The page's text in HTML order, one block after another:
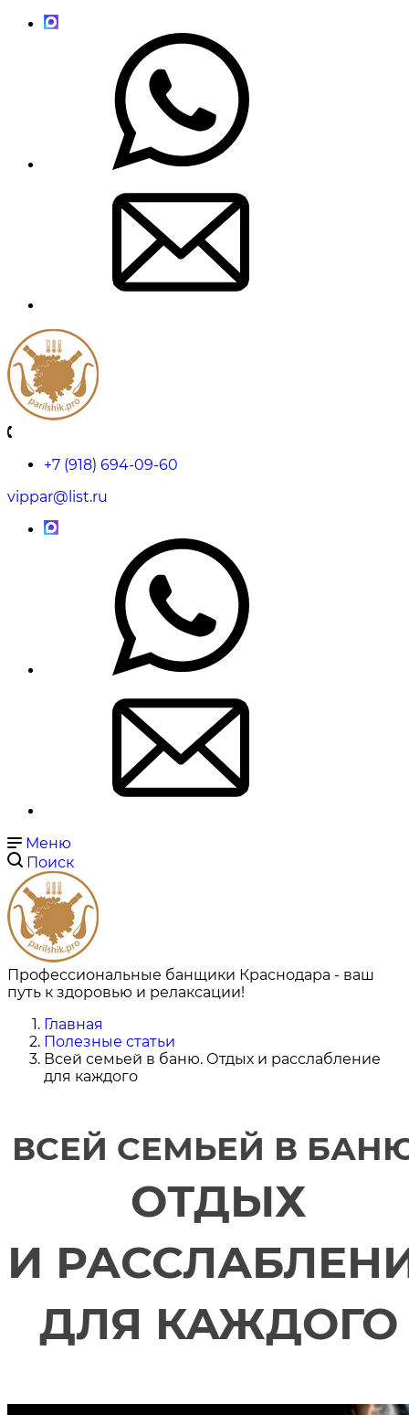
+7 (918) 694-09-60
vippar@list.ru
Меню
Поиск
Профессиональные банщики Краснодара - ваш
путь к здоровью и релаксации!
Главная
Полезные статьи
Всей семьей в баню. Отдых и расслабление
для каждого
ВСЕЙ СЕМЬЕЙ В
ОТДЫХ
И
ДЛЯ КАЖДОГО